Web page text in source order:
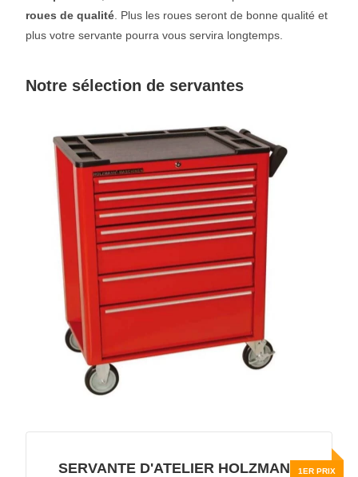
roues de qualité . Plus les roues seront de bonne qualité et
plus votre servante pourra vous servira longtemps.
Notre sélection de servantes
SERVANTE D'ATELIER HOLZMANN